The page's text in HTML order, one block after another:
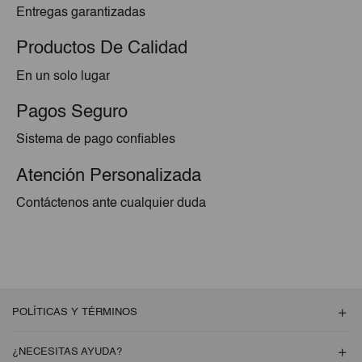
Entregas garantizadas
Productos De Calidad
En un solo lugar
Pagos Seguro
Sistema de pago confiables
Atención Personalizada
Contáctenos ante cualquier duda
POLÍTICAS Y TÉRMINOS
¿NECESITAS AYUDA?